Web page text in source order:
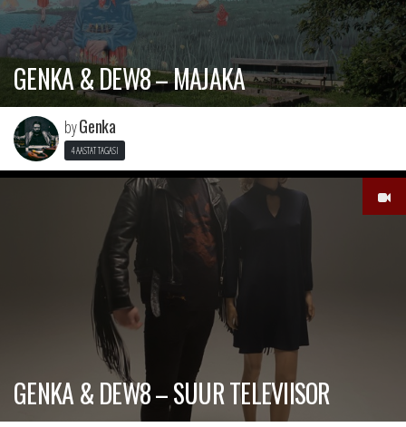
GENKA & DEW8 – MAJAKA
byGenka
4 AASTAT TAGASI
GENKA & DEW8 – SUUR TELEVIISOR